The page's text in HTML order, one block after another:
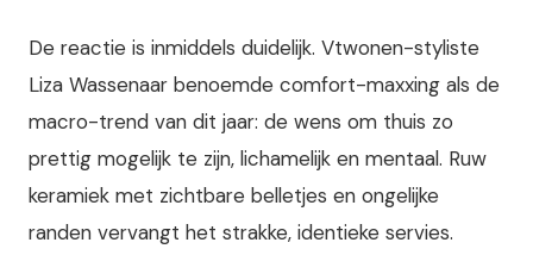
De reactie is inmiddels duidelijk. Vtwonen-styliste
Liza Wassenaar benoemde comfort-maxxing als de
macro-trend van dit jaar: de wens om thuis zo
prettig mogelijk te zijn, lichamelijk en mentaal. Ruw
keramiek met zichtbare belletjes en ongelijke
randen vervangt het strakke, identieke servies.